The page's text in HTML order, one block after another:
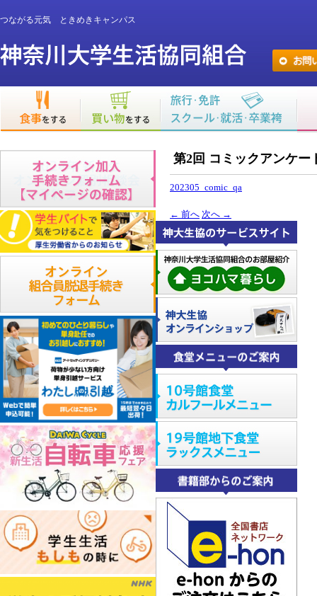
つながる元気 ときめきキャンパス
第2回 コミックアンケー
202305_comic_qa
← 前へ 次へ →